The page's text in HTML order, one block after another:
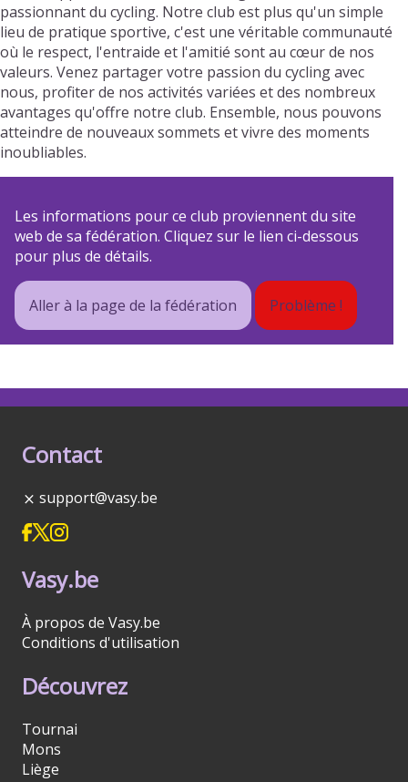
passionnant du cycling. Notre club est plus qu'un simple
lieu de pratique sportive, c'est une véritable communauté
où le respect, l'entraide et l'amitié sont au cœur de nos
valeurs. Venez partager votre passion du cycling avec
nous, profiter de nos activités variées et des nombreux
avantages qu'offre notre club. Ensemble, nous pouvons
atteindre de nouveaux sommets et vivre des moments
inoubliables.
Les informations pour ce club proviennent du site
web de sa fédération. Cliquez sur le lien ci-dessous
pour plus de détails.
Aller à la page de la fédération Problème !
Contact
support@vasy.be
Vasy.be
À propos de Vasy.be
Conditions d'utilisation
Découvrez
Tournai
Mons
Liège